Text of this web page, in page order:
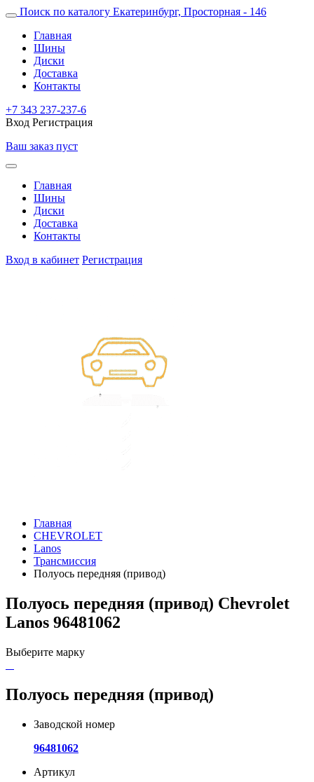
Поиск по каталогу Екатеринбург, Просторная - 146
Главная
Шины
Диски
Доставка
Контакты
+7 343 237-237-6
Вход Регистрация
Ваш заказ пуст
Главная
Шины
Диски
Доставка
Контакты
Вход в кабинет Регистрация
Главная
CHEVROLET
Lanos
Трансмиссия
Полуось передняя (привод)
Полуось передняя (привод) Chevrolet
Lanos 96481062
Выберите марку
Полуось передняя (привод)
Заводской номер
96481062
Артикул